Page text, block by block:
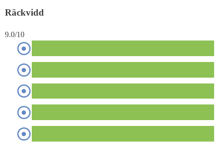
Räckvidd
9.0/10